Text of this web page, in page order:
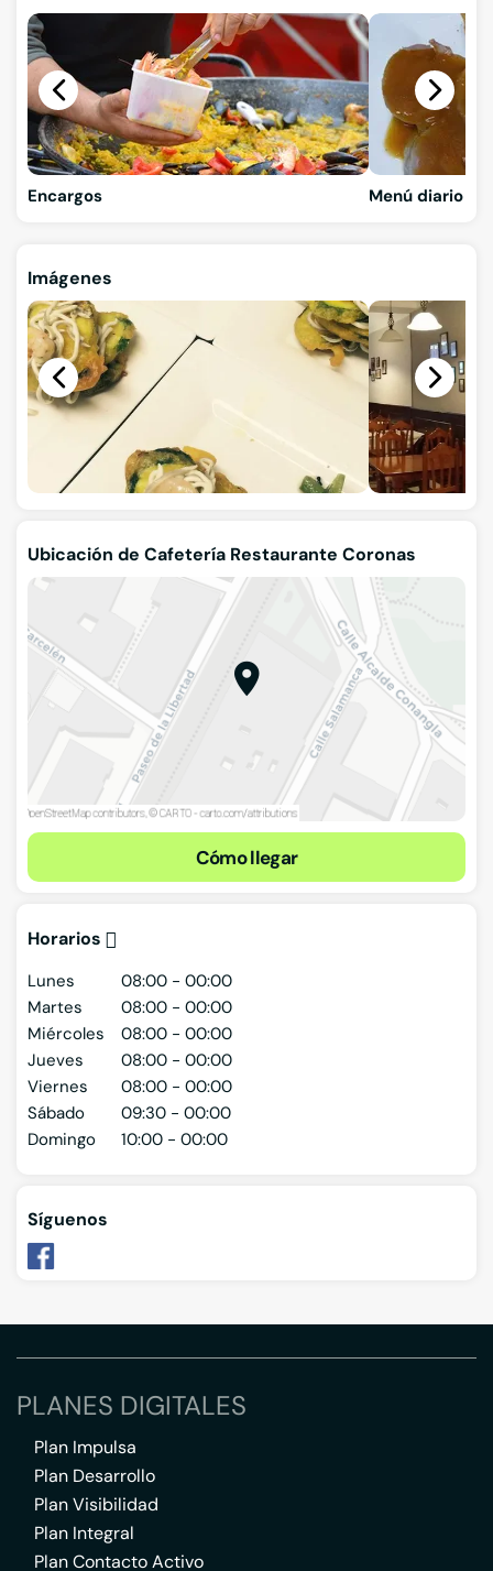
Encargos Menú diario
Imágenes
Ubicación de Cafetería Restaurante Coronas
Cómo llegar
Horarios
Lunes
08:00 - 00:00
Martes
08:00 - 00:00
Miércoles
08:00 - 00:00
Jueves
08:00 - 00:00
Viernes
08:00 - 00:00
Sábado
09:30 - 00:00
Domingo
10:00 - 00:00
Síguenos
PLANES DIGITALES
Plan Impulsa
Plan Desarrollo
Plan Visibilidad
Plan Integral
Plan Contacto Activo